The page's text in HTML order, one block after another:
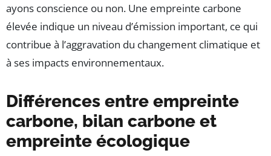
ayons conscience ou non. Une empreinte carbone
élevée indique un niveau d’émission important, ce qui
contribue à l’aggravation du changement climatique et
à ses impacts environnementaux.
Différences entre empreinte
carbone, bilan carbone et
empreinte écologique